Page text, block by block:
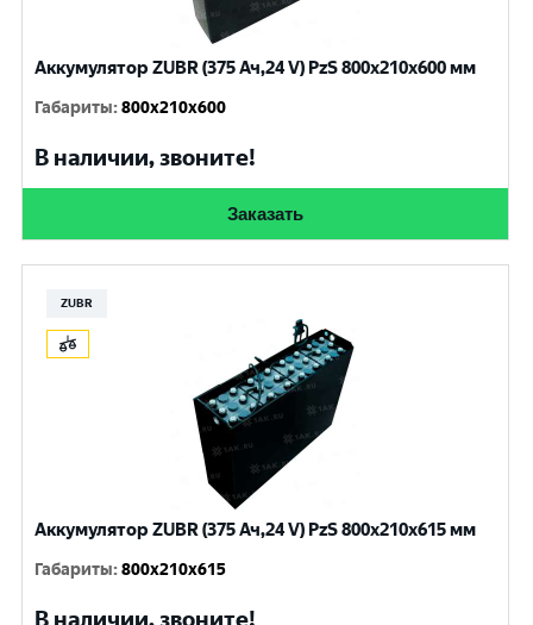
Аккумулятор ZUBR (375 Ач,24 V) PzS 800x210x600 мм
Габариты:800x210x600
В наличии, звоните!
Заказать
ZUBR
Аккумулятор ZUBR (375 Ач,24 V) PzS 800x210x615 мм
Габариты:800x210x615